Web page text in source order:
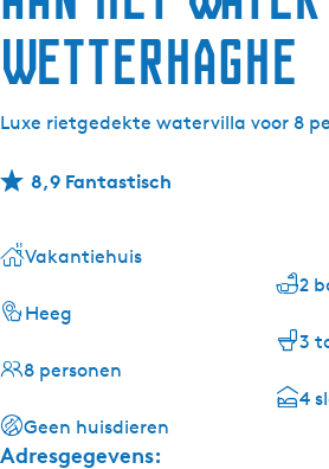
Wetterhaghe
Luxe rietgedekte watervilla voor 8
8,9 Fantastisch
Vakantiehuis
Heeg
8 personen
Geen huisdieren
2
3
4
Adresgegevens: